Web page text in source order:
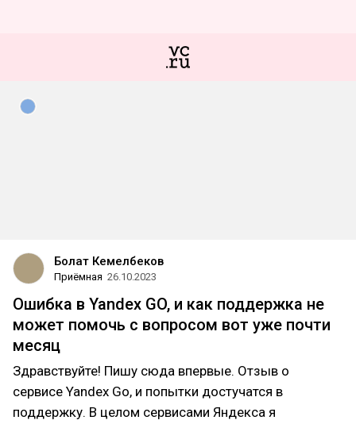
Болат Кемелбеков
Приёмная 26.10.2023
Ошибка в Yandex GO, и как поддержка не
может помочь с вопросом вот уже почти
месяц
Здравствуйте! Пишу сюда впервые. Отзыв о
сервисе Yandex Go, и попытки достучатся в
поддержку. В целом сервисами Яндекса я